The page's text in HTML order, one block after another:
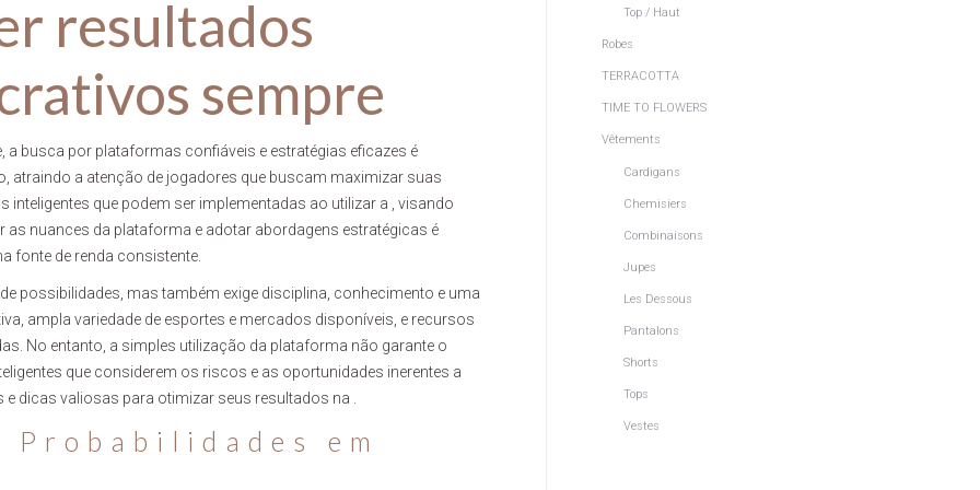
resultados
sempre
busca por plataformas confiáveis e estratégias eficazes é
atraindo a atenção de jogadores que buscam maximizar suas
que podem ser implementadas ao utilizar a
, visando
nuances da plataforma e adotar abordagens estratégicas é
fonte de renda consistente.
possibilidades, mas também exige disciplina, conhecimento e uma
ampla variedade de esportes e mercados disponíveis, e recursos
No entanto, a simples utilização da plataforma não garante o
que considerem os riscos e as oportunidades inerentes a
dicas valiosas para otimizar seus resultados na
em
Top / Haut
Robes
TERRACOTTA
TIME TO FLOWERS
Vêtements
Cardigans
Chemisiers
Combinaisons
Jupes
Les Dessous
Pantalons
Shorts
Tops
Vestes